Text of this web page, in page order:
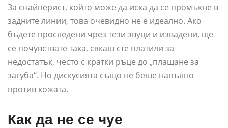
За снайперист, който може да иска да се промъкне в
задните линии, това очевидно не е идеално. Ако
бъдете проследени чрез тези звуци и извадени, ще
се почувствате така, сякаш сте платили за
недостатък, често с кратки ръце до „плащане за
загуба“. Но дискусията също не беше напълно
против кожата.
Как да не се чуе